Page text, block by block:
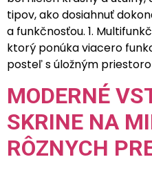
tipov, ako dosiahnuť
a funkčnosťou. 1.
ktorý ponúka viacero
posteľ s úložným
MODERNÉ
SKRINE NA
RÔZNYCH